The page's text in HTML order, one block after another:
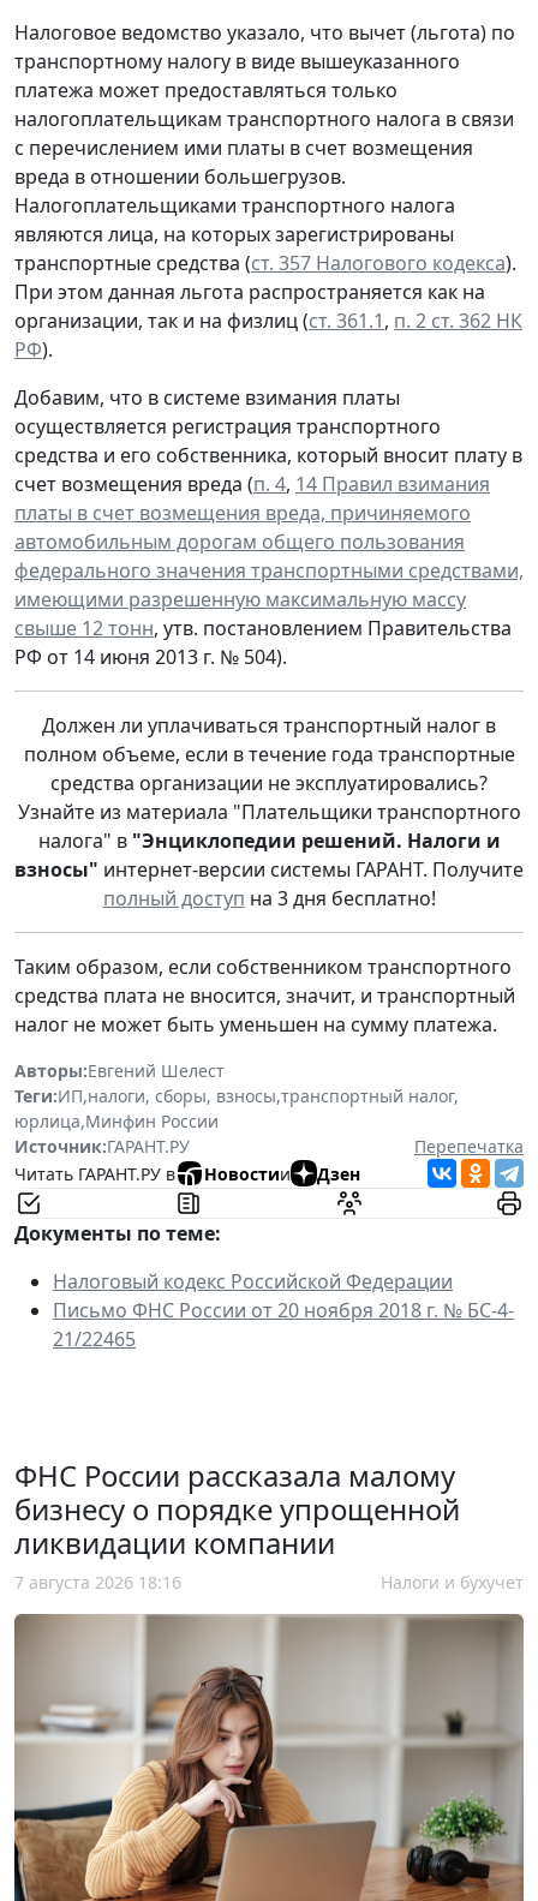
Налоговое ведомство указало, что вычет (льгота) по
транспортному налогу в виде вышеуказанного
платежа может предоставляться только
налогоплательщикам транспортного налога в связи
с перечислением ими платы в счет возмещения
вреда в отношении большегрузов.
Налогоплательщиками транспортного налога
являются лица, на которых зарегистрированы
транспортные средства (ст. 357 Налогового кодекса).
При этом данная льгота распространяется как на
организации, так и на физлиц (ст. 361.1, п. 2 ст. 362 НК
РФ).
Добавим, что в системе взимания платы
осуществляется регистрация транспортного
средства и его собственника, который вносит плату в
счет возмещения вреда (п. 4, 14 Правил взимания
платы в счет возмещения вреда, причиняемого
автомобильным дорогам общего пользования
федерального значения транспортными средствами,
имеющими разрешенную максимальную массу
свыше 12 тонн, утв. постановлением Правительства
РФ от 14 июня 2013 г. № 504).
Должен ли уплачиваться транспортный налог в
полном объеме, если в течение года транспортные
средства организации не эксплуатировались?
Узнайте из материала "Плательщики транспортного
налога" в "Энциклопедии решений. Налоги и
взносы" интернет-версии системы ГАРАНТ. Получите
полный доступ на 3 дня бесплатно!
Таким образом, если собственником транспортного
средства плата не вносится, значит, и транспортный
налог не может быть уменьшен на сумму платежа.
Авторы:Евгений Шелест
Теги:ИП,налоги, сборы, взносы,транспортный налог,
юрлица,Минфин России
Источник:ГАРАНТ.РУ
Перепечатка
Читать ГАРАНТ.РУ в
Новостии Дзен
Документы по теме:
Налоговый кодекс Российской Федерации
Письмо ФНС России от 20 ноября 2018 г. № БС-4-
21/22465
ФНС России рассказала малому
бизнесу о порядке упрощенной
ликвидации компании
7 августа 2026 18:16 Налоги и бухучет